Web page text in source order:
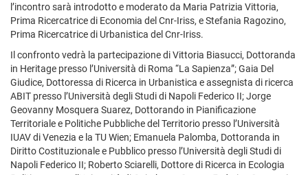
l’incontro sarà introdotto e moderato da Maria Patrizia Vittoria,
Prima Ricercatrice di Economia del Cnr-Iriss, e Stefania Ragozino,
Prima Ricercatrice di Urbanistica del Cnr-Iriss.
Il confronto vedrà la partecipazione di Vittoria Biasucci, Dottoranda
in Heritage presso l’Università di Roma “La Sapienza”; Gaia Del
Giudice, Dottoressa di Ricerca in Urbanistica e assegnista di ricerca
ABIT presso l’Università degli Studi di Napoli Federico II; Jorge
Geovanny Mosquera Suarez, Dottorando in Pianificazione
Territoriale e Politiche Pubbliche del Territorio presso l’Università
IUAV di Venezia e la TU Wien; Emanuela Palomba, Dottoranda in
Diritto Costituzionale e Pubblico presso l’Università degli Studi di
Napoli Federico II; Roberto Sciarelli, Dottore di Ricerca in Ecologia